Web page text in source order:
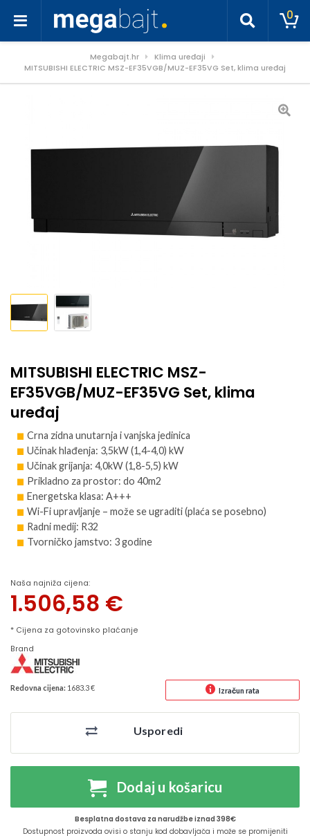
0
Megabajt.hr
Klima uređaji
MITSUBISHI ELECTRIC MSZ-EF35VGB/MUZ-EF35VG Set, klima uređaj
MITSUBISHI ELECTRIC MSZ-
EF35VGB/MUZ-EF35VG Set, klima
uređaj
Crna zidna unutarnja i vanjska jedinica
Učinak hlađenja: 3,5kW (1,4-4,0) kW
Učinak grijanja: 4,0kW (1,8-5,5) kW
Prikladno za prostor: do 40m2
Energetska klasa: A+++
Wi-Fi upravljanje – može se ugraditi (plaća se posebno)
Radni medij: R32
Tvorničko jamstvo: 3 godine
Naša najniža cijena:
1.506,58 €
* Cijena za gotovinsko plaćanje
Brand
Redovna cijena: 1683.3 € Izračun rata
Usporedi
Dodaj u košaricu
Besplatna dostava za narudžbe iznad 398€
Dostupnost proizvoda ovisi o stanju kod dobavljača i može se promijeniti